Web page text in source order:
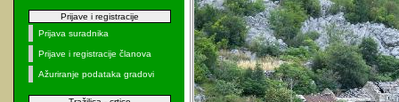
Prijave i registracije
Prijava suradnika
Prijave i registracije članova
Ažuriranje podataka gradovi